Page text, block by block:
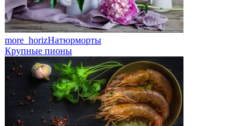
more_horizНатюрморты
Крупные пионы